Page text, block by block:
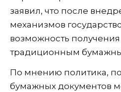
заявил, что после
механизмов
возможность
традиционным
По мнению политика,
бумажных документов